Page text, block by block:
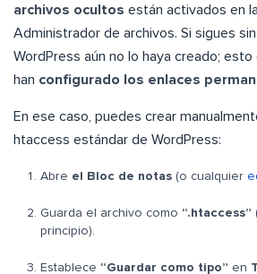
archivos ocultos están activados en
Administrador de archivos. Si sigues
WordPress aún no lo haya creado; esto
han configurado los enlaces
En ese caso, puedes crear
htaccess estándar de WordPress:
Abre el Bloc de notas (o cualquier
Guarda el archivo como “.htaccess”
principio).
Establece “Guardar como tipo” en